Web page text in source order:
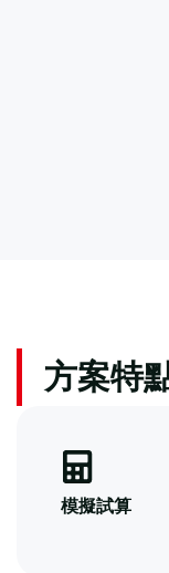
方案特
模擬試算